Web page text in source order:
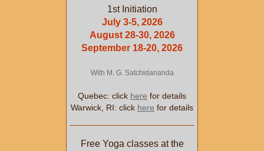
1st Initiation
July 3-5, 2026
August 28-30, 2026
September 18-20, 2026
With M. G. Satchidananda
Quebec: click here for details
Warwick, RI: click here for details
Free Yoga classes at the